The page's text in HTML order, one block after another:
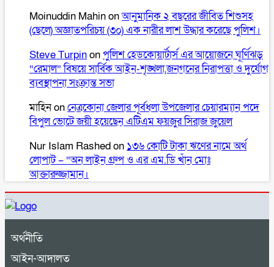
Moinuddin Mahinonআনুমানিক ২ বছরের জীবিত শিশুসহ
(ছেলে) অজ্ঞাতপরিচয় (৩০) এক নারীর লাশ উদ্ধার করেছে পুলিশ।
Steve Turpinonপুলিশ হেডকোয়ার্টার্স এর আয়োজনে ঘূর্ণিঝড়
“রেমাল” বিষয়ে সার্বিক আইন-শৃঙ্খলা,জনগনের নিরাপত্তা ও দুর্যোগ
ব্যবস্থাপনা সংক্রান্ত সভা
মাহিনonনেত্রকোনা জেলার পূর্বধলা উপজেলার চেয়ারম্যান পদে
বিপুল ভোটে জয়ী হয়েছেন এটিএম ফয়জুর সিরাজ জুয়েল
Nur Islam Rashedon ১৩৬ কোটি টাকা ঋণের নামে অর্থ
লোপাট – “অন লাইন গ্রুপ ও এর এম.ডি খাঁন মোঃ
আক্তারুজ্জামান।
অর্থনীতি
আইন-আদালত